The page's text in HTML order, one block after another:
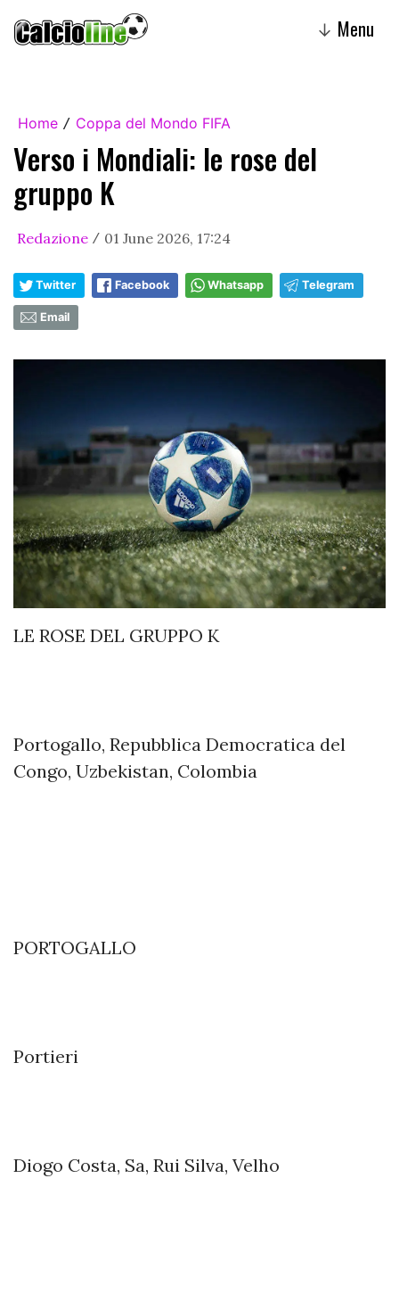
↓ Menu
Home / Coppa del Mondo FIFA
Verso i Mondiali: le rose del
gruppo K
Redazione / 01 June 2026, 17:24
Twitter Facebook Whatsapp Telegram
Email
LE ROSE DEL GRUPPO K
Portogallo, Repubblica Democratica del
Congo, Uzbekistan, Colombia
PORTOGALLO
Portieri
Diogo Costa, Sa, Rui Silva, Velho